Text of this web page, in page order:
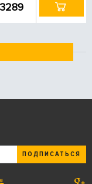
3289
ПОДПИСАТЬСЯ